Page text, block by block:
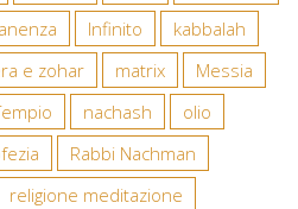
Infinito
kabbalah
e zohar matrix
Messia
nachash
olio
Rabbi Nachman
religione meditazione